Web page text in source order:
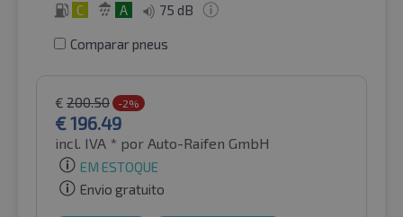
C A 75 dB
Comparar pneus
€ 200.50 -2%
€196.49
incl. IVA * por Auto-Raifen GmbH
EM ESTOQUE
Envio gratuito